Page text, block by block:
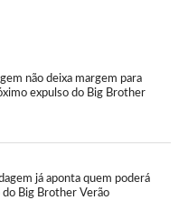
não deixa margem para
expulso do Big Brother
já aponta quem poderá
Big Brother Verão